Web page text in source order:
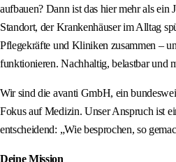
aufbauen? Dann ist das hier mehr als ein
Standort, der Krankenhäuser im Alltag
Pflegekräfte und Kliniken zusammen –
funktionieren. Nachhaltig, belastbar und
Wir sind die avanti GmbH, ein
Fokus auf Medizin. Unser Anspruch ist
entscheidend: „Wie besprochen, so
Deine Mission